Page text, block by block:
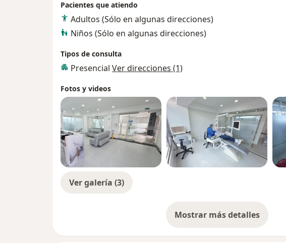
Pacientes que atiendo
Adultos (Sólo en algunas direcciones)
Niños (Sólo en algunas direcciones)
Tipos de consulta
Presencial Ver direcciones (1)
Fotos y videos
Ver galería (3)
Mostrar más detalles
sobre la